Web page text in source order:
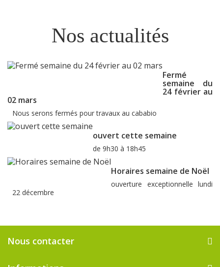
Nos actualités
Fermé
semaine du
24 février au
02 mars
Nous serons fermés pour travaux au cababio
ouvert cette semaine
de 9h30 à 18h45
Horaires semaine de Noël
ouverture exceptionnelle lundi
22 décembre
Nous contacter